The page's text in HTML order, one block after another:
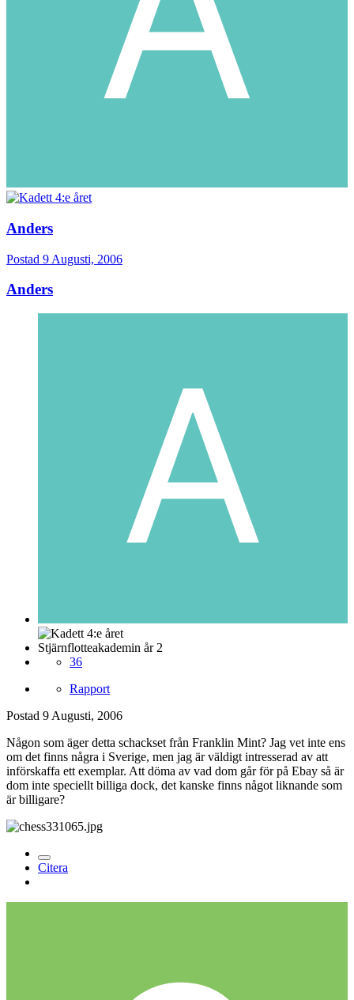
Anders
Postad 9 Augusti, 2006
Anders
Stjärnflotteakademin år 2
36
Rapport
Postad 9 Augusti, 2006
Någon som äger detta schackset från Franklin Mint? Jag vet inte ens
om det finns några i Sverige, men jag är väldigt intresserad av att
införskaffa ett exemplar. Att döma av vad dom går för på Ebay så är
dom inte speciellt billiga dock, det kanske finns något liknande som
är billigare?
Citera